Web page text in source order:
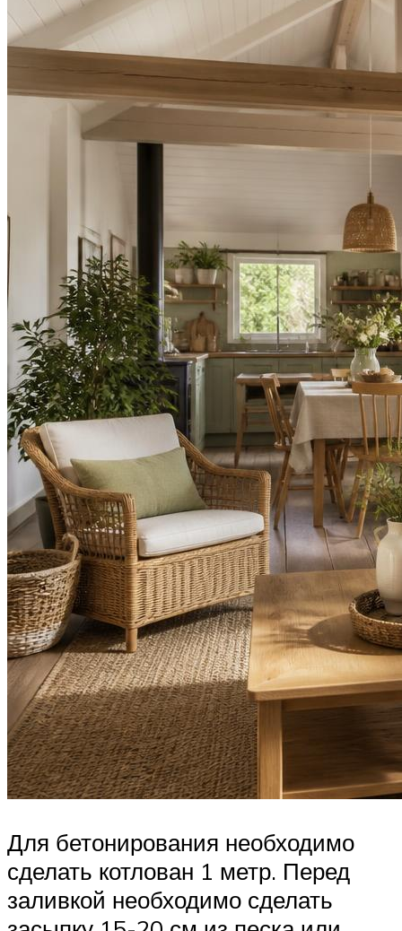
Для бетонирования необходимо
сделать котлован 1 метр. Перед
заливкой необходимо сделать